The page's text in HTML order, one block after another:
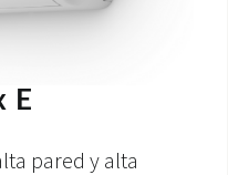
E
pared y alta